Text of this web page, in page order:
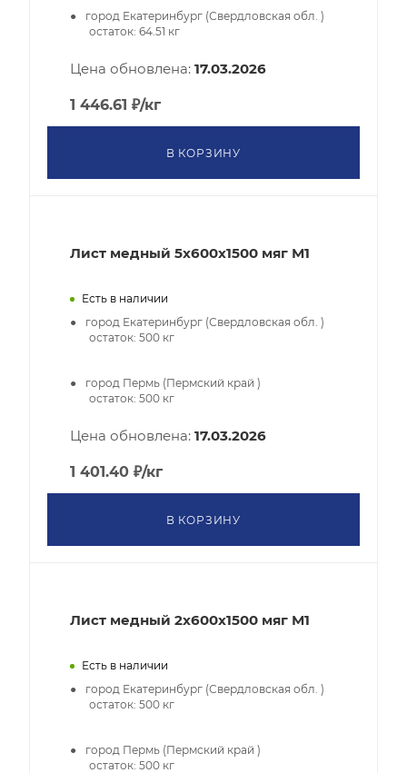
город Екатеринбург (Свердловская обл. )
остаток: 64.51 кг
Цена обновлена: 17.03.2026
1 446.61 ₽/кг
В КОРЗИНУ
Лист медный 5х600х1500 мяг М1
Есть в наличии
город Екатеринбург (Свердловская обл. )
остаток: 500 кг
город Пермь (Пермский край )
остаток: 500 кг
Цена обновлена: 17.03.2026
1 401.40 ₽/кг
В КОРЗИНУ
Лист медный 2х600х1500 мяг М1
Есть в наличии
город Екатеринбург (Свердловская обл. )
остаток: 500 кг
город Пермь (Пермский край )
остаток: 500 кг